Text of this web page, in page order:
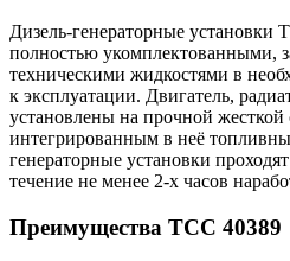
Дизель-генераторные установки
полностью укомплектованными,
техническими жидкостями в
к эксплуатации. Двигатель,
установлены на прочной жесткой
интегрированным в неё
генераторные установки
течение не менее 2-х часов
Преимущества ТСС 40389